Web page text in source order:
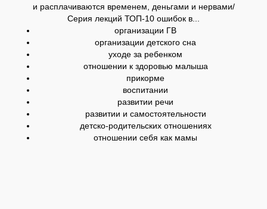
и расплачиваются временем, деньгами и нервами/
Серия лекций ТОП-10 ошибок в...
организации ГВ
организации детского сна
уходе за ребенком
отношении к здоровью малыша
прикорме
воспитании
развитии речи
развитии и самостоятельности
детско-родительских отношениях
отношении себя как мамы